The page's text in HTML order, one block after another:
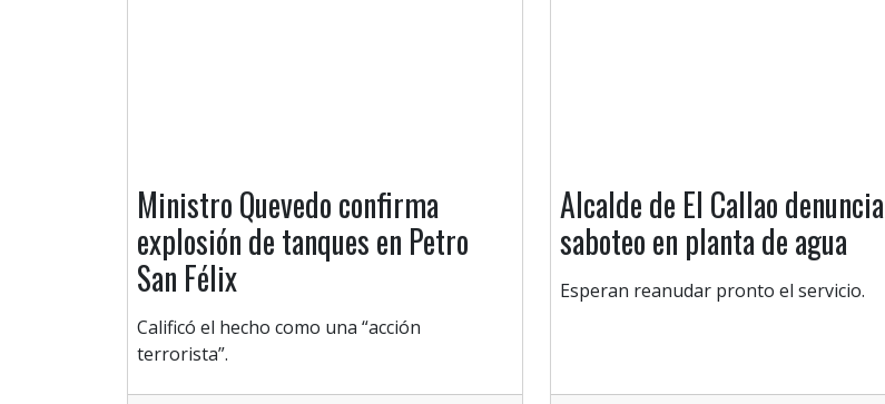
Ministro Quevedo confirma
explosión de tanques en Petro
San Félix
Calificó el hecho como una “acción
terrorista”.
Alcalde de El Callao denuncia
saboteo en planta de agua
Esperan reanudar pronto el servicio.